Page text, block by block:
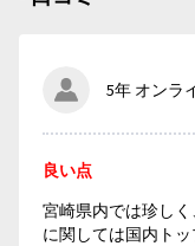
5年 オンラ
良い点
宮崎県内では珍し
に関しては国内ト